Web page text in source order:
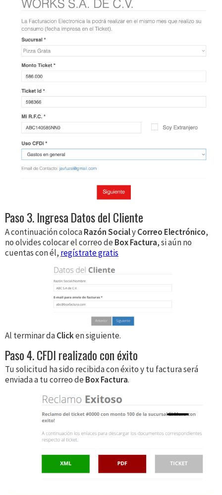
Paso 3. Ingresa Datos del Cliente
A continuación colocaRazón SocialyCorreo Electrónico,
no olvides colocar el correo deBox Factura, si aún no
cuentas con él, regístrate gratis
Al terminar daClicken siguiente.
Paso 4. CFDI realizado con éxito
Tu solicitud ha sido recibida con éxito y tu factura será
enviada a tu correo deBox Factura.